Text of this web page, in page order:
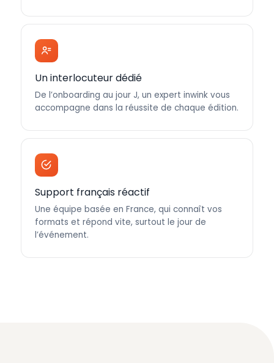
Un interlocuteur dédié
De l’onboarding au jour J, un expert inwink vous
accompagne dans la réussite de chaque édition.
Support français réactif
Une équipe basée en France, qui connaît vos
formats et répond vite, surtout le jour de
l’événement.